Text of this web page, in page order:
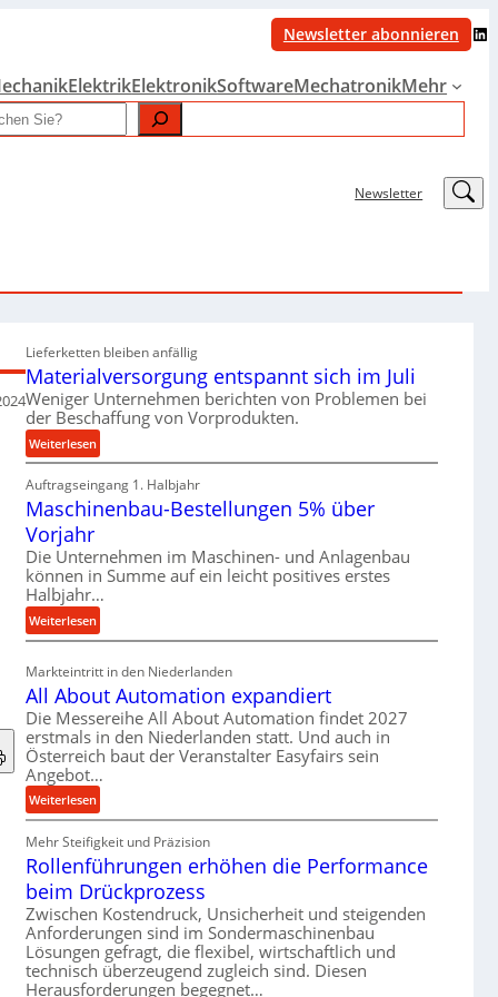
Newsletter abonnieren LinkedIn
ElektrikElektronikSoftwareMechatronikMehr
Newsletter LinkedIn
Lieferketten bleiben anfällig
Materialversorgung entspannt sich im Juli
Weniger Unternehmen berichten von Problemen bei
der Beschaffung von Vorprodukten.
Weiterlesen:
M
a
t
l
v
r
s
o
r
g
u
n
g
e
n
t
p
a
n
n
Auftragseingang 1. Halbjahr
Maschinenbau-Bestellungen 5% über
Vorjahr
Die Unternehmen im Maschinen- und Anlagenbau
können in Summe auf ein leicht positives erstes
Halbjahr…
Weiterlesen:
M
c
h
i
n
e
n
a
u
-
B
e
s
t
Markteintritt in den Niederlanden
All About Automation expandiert
Die Messereihe All About Automation findet 2027
erstmals in den Niederlanden statt. Und auch in
Österreich baut der Veranstalter Easyfairs sein
Angebot…
Weiterlesen:
A
l
l
b
o
u
t
A
Mehr Steifigkeit und Präzision
Rollenführungen erhöhen die Performance
beim Drückprozess
Zwischen Kostendruck, Unsicherheit und steigenden
Anforderungen sind im Sondermaschinenbau
Lösungen gefragt, die flexibel, wirtschaftlich und
technisch überzeugend zugleich sind. Diesen
Herausforderungen begegnet…